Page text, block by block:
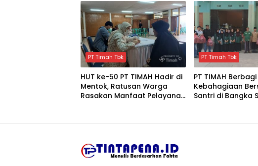
PT Timah Tbk
HUT ke-50 PT TIMAH Hadir di
Mentok, Ratusan Warga
Rasakan Manfaat Pelayanan
PT Timah Tbk
PT TIMAH Berbagi
Kebahagiaan
Santri di Bangka